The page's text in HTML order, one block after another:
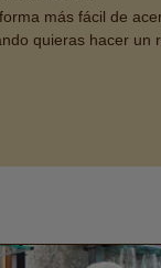
más fácil de
quieras hacer un